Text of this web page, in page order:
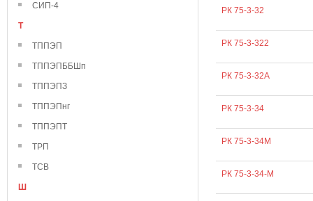
СИП-4
Т
ТППЭП
ТППЭПББШп
ТППЭПЗ
ТППЭПнг
ТППЭПТ
ТРП
ТСВ
Ш
РК 75-3-32
РК 75-3-322
РК 75-3-32А
РК 75-3-34
РК 75-3-34М
РК 75-3-34-М